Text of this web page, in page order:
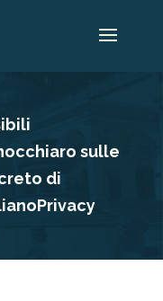
sulle
di